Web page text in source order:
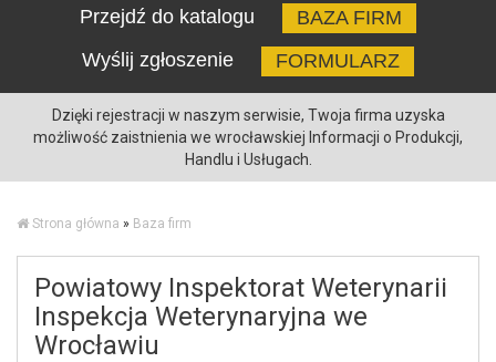
Przejdź do katalogu
BAZA FIRM
Wyślij zgłoszenie
FORMULARZ
Dzięki rejestracji w naszym serwisie, Twoja firma uzyska
możliwość zaistnienia we wrocławskiej Informacji o Produkcji,
Handlu i Usługach.
Strona główna » Baza firm
Powiatowy Inspektorat Weterynarii
Inspekcja Weterynaryjna we
Wrocławiu